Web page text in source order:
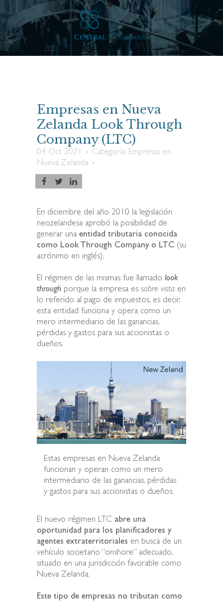
Empresas en Nueva
Zelanda Look Through
Company (LTC)
04 Oct 2021 Categoría: Empresas en
Nueva Zelanda
En diciembre del año 2010 la legislación
neozelandesa aprobó la posibilidad de
generar una entidad tributaria conocida
como Look Through Company o LTC (su
acrónimo en inglés).
El régimen de las mismas fue llamado look
through porque la empresa es sobre vista en
lo referido al pago de impuestos, es decir,
esta entidad funciona y opera como un
mero intermediario de las ganancias,
pérdidas y gastos para sus accionistas o
dueños.
Estas empresas en Nueva Zelanda
funcionan y operan como un mero
intermediario de las ganancias, pérdidas
y gastos para sus accionistas o dueños.
El nuevo régimen LTC abre una
oportunidad para los planificadores y
agentes extraterritoriales en busca de un
vehículo societario “onshore” adecuado,
situado en una jurisdicción favorable como
Nueva Zelanda.
Este tipo de empresas no tributan como